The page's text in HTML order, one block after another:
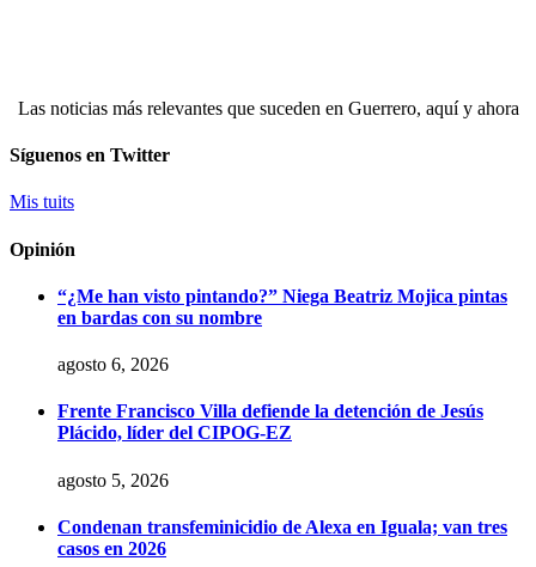
Las noticias más relevantes que suceden en Guerrero, aquí y ahora
Síguenos en Twitter
Mis tuits
Opinión
“¿Me han visto pintando?” Niega Beatriz Mojica pintas
en bardas con su nombre
agosto 6, 2026
Frente Francisco Villa defiende la detención de Jesús
Plácido, líder del CIPOG-EZ
agosto 5, 2026
Condenan transfeminicidio de Alexa en Iguala; van tres
casos en 2026